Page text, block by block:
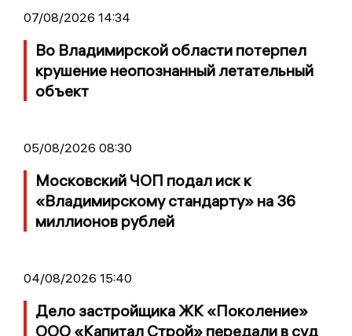
07/08/2026 14:34
Во Владимирской области потерпел
крушение неопознанный летательный
объект
05/08/2026 08:30
Московский ЧОП подал иск к
«Владимирскому стандарту» на 36
миллионов рублей
04/08/2026 15:40
Дело застройщика ЖК «Поколение»
ООО «Капитал Строй» передали в суд